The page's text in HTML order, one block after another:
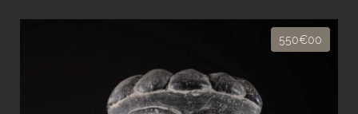
550€00